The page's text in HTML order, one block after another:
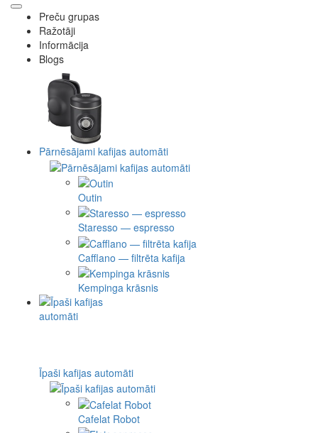
Preču grupas
Ražotāji
Informācija
Blogs
Pārnēsājami kafijas automāti
Outin
Staresso — espresso
Cafflano — filtrēta kafija
Kempinga krāsnis
Īpaši kafijas automāti
Cafelat Robot